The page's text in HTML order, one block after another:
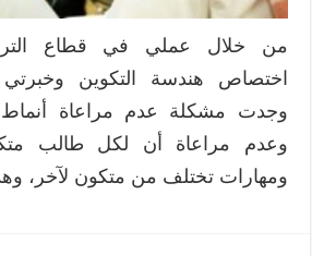
من خلال عملي في قطاع
اختصاص هندسة التكوين
وجدت مشكلة عدم مراعاة أنماط
وعدم مراعاة أن لكل طالب
ومهارات تختلف من متكون لآخر،